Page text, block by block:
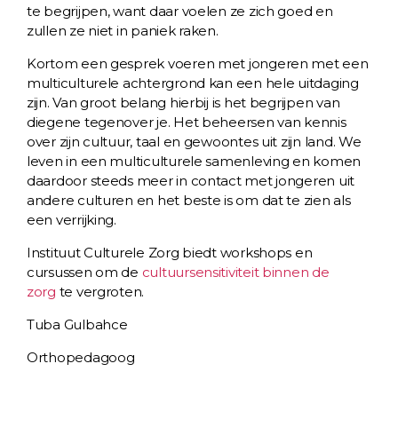
te begrijpen, want daar voelen ze zich goed en
zullen ze niet in paniek raken.
Kortom een gesprek voeren met jongeren met een
multiculturele achtergrond kan een hele uitdaging
zijn. Van groot belang hierbij is het begrijpen van
diegene tegenover je. Het beheersen van kennis
over zijn cultuur, taal en gewoontes uit zijn land. We
leven in een multiculturele samenleving en komen
daardoor steeds meer in contact met jongeren uit
andere culturen en het beste is om dat te zien als
een verrijking.
Instituut Culturele Zorg biedt workshops en
cursussen om de cultuursensitiviteit binnen de
zorg te vergroten.
Tuba Gulbahce
Orthopedagoog